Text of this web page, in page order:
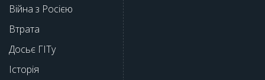
Війна з Росією
Втрата
Досьє ГІТу
Історія